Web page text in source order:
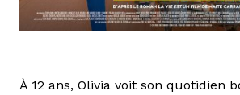
À 12 ans, Olivia voit son quotidien